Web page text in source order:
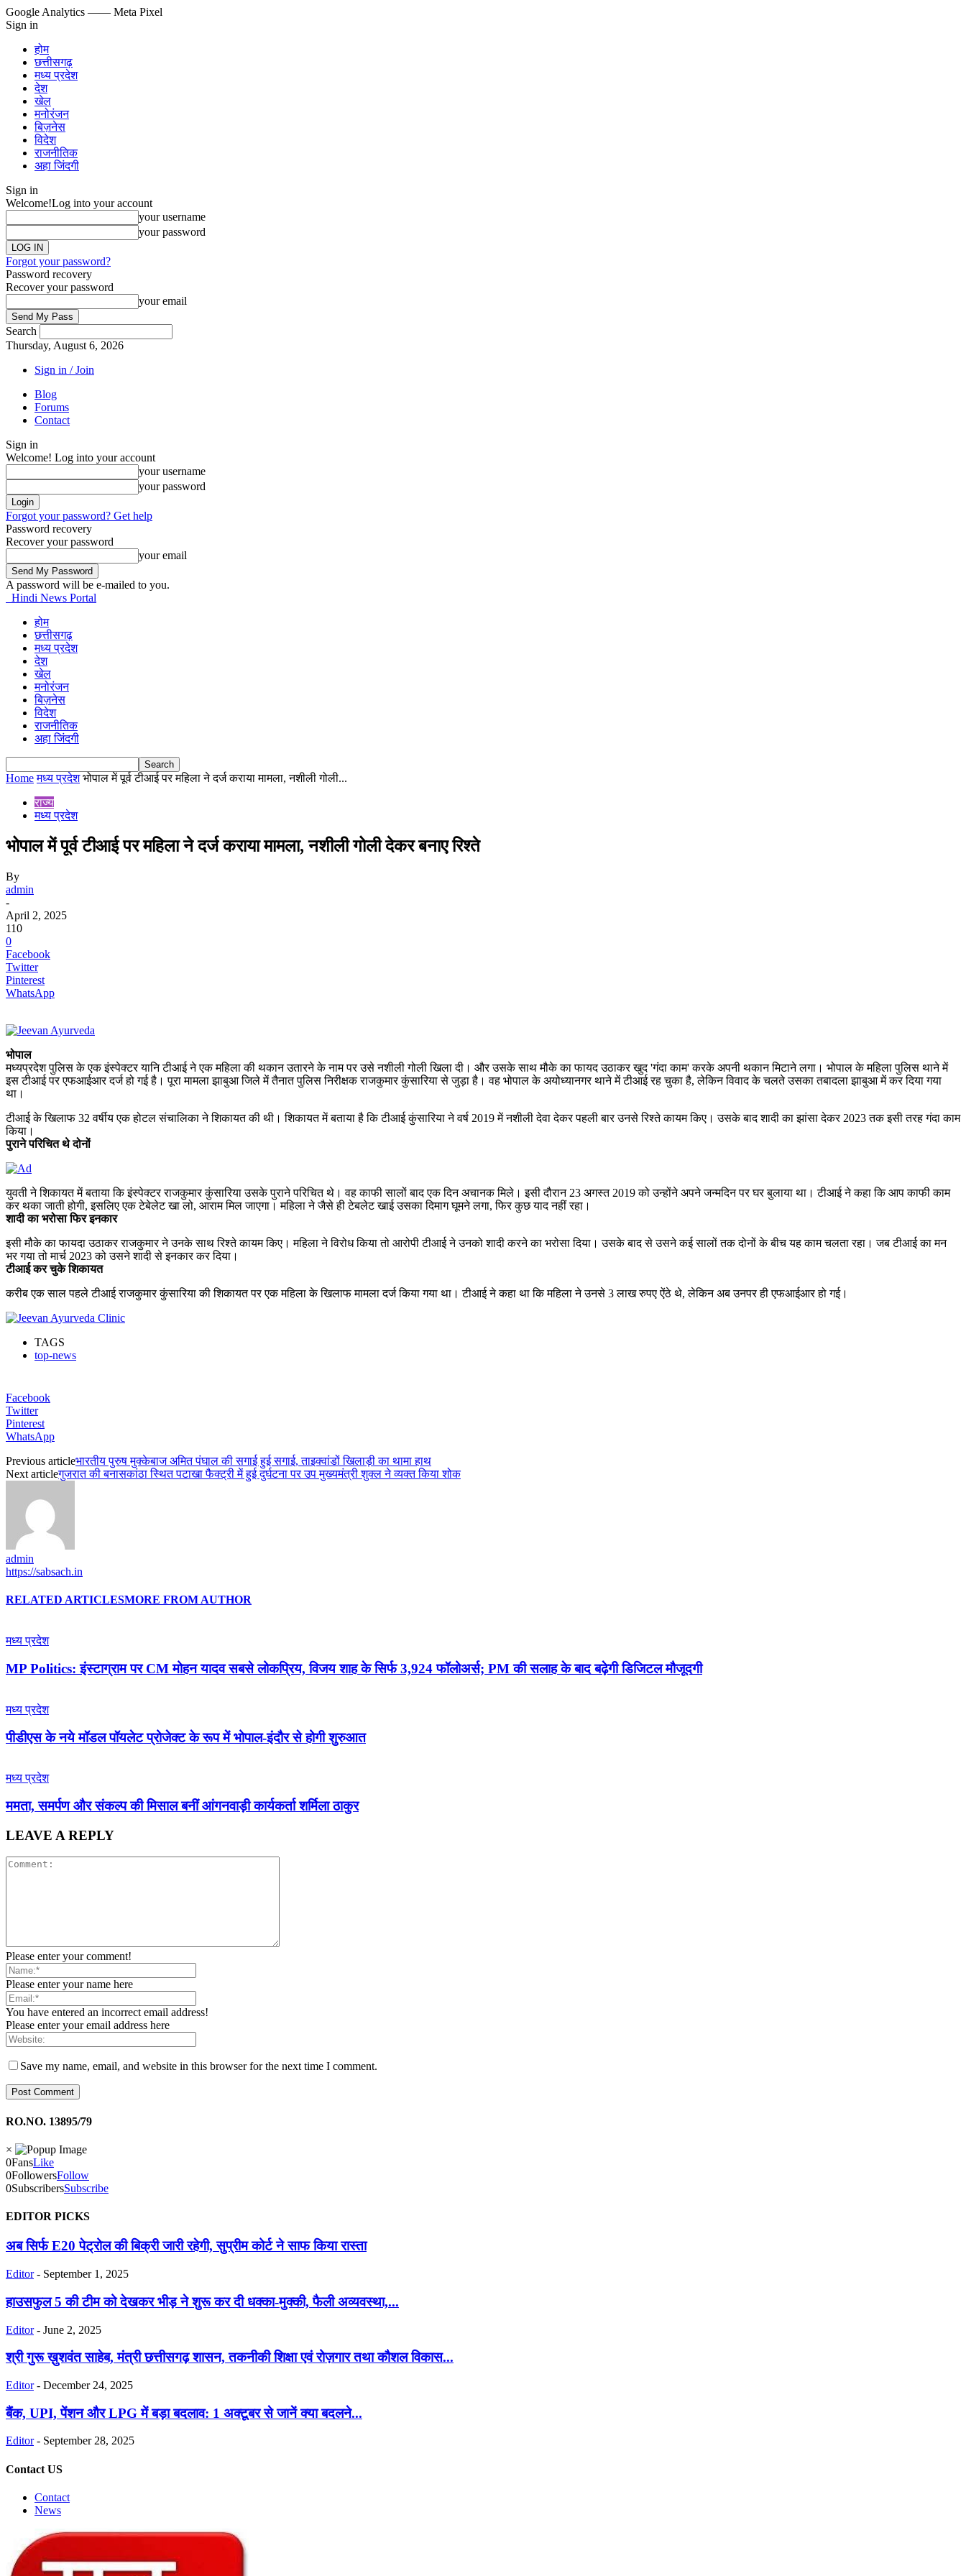
Google Analytics —— Meta Pixel
Sign in
होम
छत्तीसगढ़
मध्य प्रदेश
देश
खेल
मनोरंजन
बिज़नेस
विदेश
राजनीतिक
अहा जिंदगी
Sign in
Welcome!Log into your account
your username
your password
Forgot your password?
Password recovery
Recover your password
your email
Search
Thursday, August 6, 2026
Sign in / Join
Blog
Forums
Contact
Sign in
Welcome! Log into your account
your username
your password
Forgot your password? Get help
Password recovery
Recover your password
your email
A password will be e-mailed to you.
Hindi News Portal
होम
छत्तीसगढ़
मध्य प्रदेश
देश
खेल
मनोरंजन
बिज़नेस
विदेश
राजनीतिक
अहा जिंदगी
Home मध्य प्रदेश भोपाल में पूर्व टीआई पर महिला ने दर्ज कराया मामला, नशीली गोली...
राज्य
मध्य प्रदेश
भोपाल में पूर्व टीआई पर महिला ने दर्ज कराया मामला, नशीली गोली देकर बनाए रिश्ते
By
admin
-
April 2, 2025
110
0
Facebook
Twitter
Pinterest
WhatsApp
भोपाल
मध्यप्रदेश पुलिस के एक इंस्पेक्टर यानि टीआई ने एक महिला की थकान उतारने के नाम पर उसे नशीली गोली खिला दी। और उसके साथ मौके का फायद उठाकर खुद 'गंदा काम' करके अपनी थकान मिटाने लगा। भोपाल के महिला पुलिस थाने में
इस टीआई पर एफआईआर दर्ज हो गई है। पूरा मामला झाबुआ जिले में तैनात पुलिस निरीक्षक राजकुमार कुंसारिया से जुड़ा है। वह भोपाल के अयोध्यानगर थाने में टीआई रह चुका है, लेकिन विवाद के चलते उसका तबादला झाबुआ में कर दिया गया
था।
टीआई के खिलाफ 32 वर्षीय एक होटल संचालिका ने शिकायत की थी। शिकायत में बताया है कि टीआई कुंसारिया ने वर्ष 2019 में नशीली देवा देकर पहली बार उनसे रिश्ते कायम किए। उसके बाद शादी का झांसा देकर 2023 तक इसी तरह गंदा काम
किया।
पुराने परिचित थे दोनों
युवती ने शिकायत में बताया कि इंस्पेक्टर राजकुमार कुंसारिया उसके पुराने परिचित थे। वह काफी सालों बाद एक दिन अचानक मिले। इसी दौरान 23 अगस्त 2019 को उन्होंने अपने जन्मदिन पर घर बुलाया था। टीआई ने कहा कि आप काफी काम
कर थका जाती होगी, इसलिए एक टेबेलेट खा लो, आराम मिल जाएगा। महिला ने जैसे ही टेबलेट खाई उसका दिमाग घूमने लगा, फिर कुछ याद नहीं रहा।
शादी का भरोसा फिर इनकार
इसी मौके का फायदा उठाकर राजकुमार ने उनके साथ रिश्ते कायम किए। महिला ने विरोध किया तो आरोपी टीआई ने उनको शादी करने का भरोसा दिया। उसके बाद से उसने कई सालों तक दोनों के बीच यह काम चलता रहा। जब टीआई का मन
भर गया तो मार्च 2023 को उसने शादी से इनकार कर दिया।
टीआई कर चुके शिकायत
करीब एक साल पहले टीआई राजकुमार कुंसारिया की शिकायत पर एक महिला के खिलाफ मामला दर्ज किया गया था। टीआई ने कहा था कि महिला ने उनसे 3 लाख रुपए ऐंठे थे, लेकिन अब उनपर ही एफआईआर हो गई।
TAGS
top-news
Facebook
Twitter
Pinterest
WhatsApp
Previous articleभारतीय पुरुष मुक्केबाज अमित पंघाल की सगाई हुई सगाई, ताइक्वांडों खिलाड़ी का थामा हाथ
Next articleगुजरात की बनासकांठा स्थित पटाखा फैक्ट्री में हुई दुर्घटना पर उप मुख्यमंत्री शुक्ल ने व्यक्त किया शोक
admin
https://sabsach.in
RELATED ARTICLESMORE FROM AUTHOR
मध्य प्रदेश
MP Politics: इंस्टाग्राम पर CM मोहन यादव सबसे लोकप्रिय, विजय शाह के सिर्फ 3,924 फॉलोअर्स; PM की सलाह के बाद बढ़ेगी डिजिटल मौजूदगी
मध्य प्रदेश
पीडीएस के नये मॉडल पॉयलेट प्रोजेक्ट के रूप में भोपाल-इंदौर से होगी शुरुआत
मध्य प्रदेश
ममता, समर्पण और संकल्प की मिसाल बनीं आंगनवाड़ी कार्यकर्ता शर्मिला ठाकुर
LEAVE A REPLY
Please enter your comment!
Please enter your name here
You have entered an incorrect email address!
Please enter your email address here
Save my name, email, and website in this browser for the next time I comment.
RO.NO. 13895/79
×
0FansLike
0FollowersFollow
0SubscribersSubscribe
EDITOR PICKS
अब सिर्फ E20 पेट्रोल की बिक्री जारी रहेगी, सुप्रीम कोर्ट ने साफ किया रास्ता
Editor - September 1, 2025
हाउसफुल 5 की टीम को देखकर भीड़ ने शुरू कर दी धक्का-मुक्की, फैली अव्यवस्था,...
Editor - June 2, 2025
श्री गुरू ख़ुशवंत साहेब, मंत्री छत्तीसगढ़ शासन, तकनीकी शिक्षा एवं रोज़गार तथा कौशल विकास...
Editor - December 24, 2025
बैंक, UPI, पेंशन और LPG में बड़ा बदलाव: 1 अक्टूबर से जानें क्या बदलने...
Editor - September 28, 2025
Contact US
Contact
News